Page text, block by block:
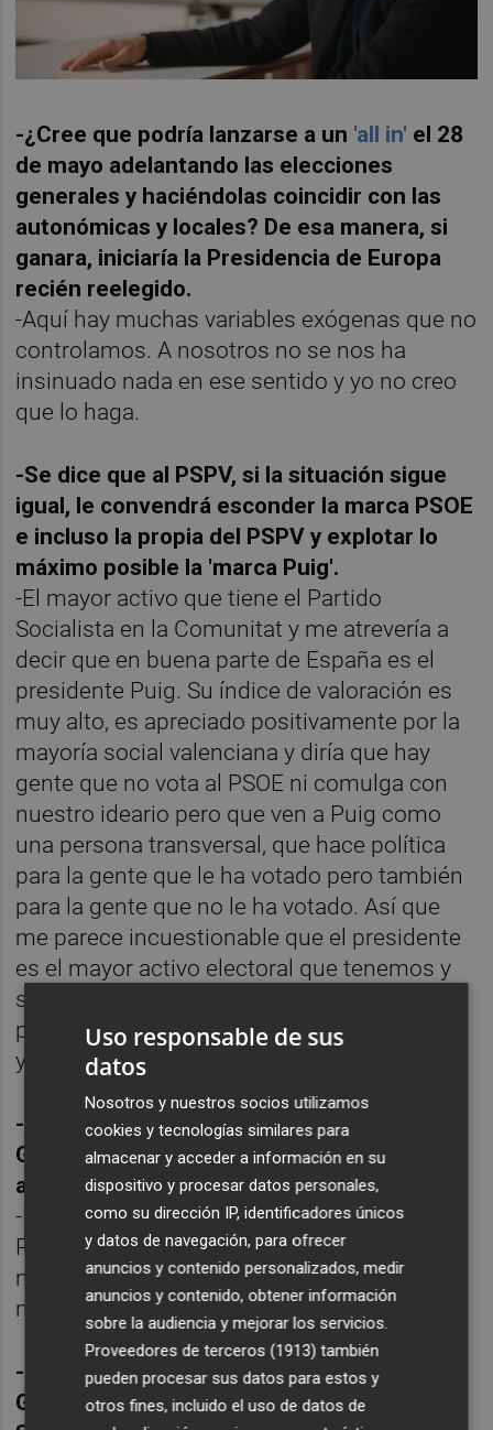
-¿Cree que podría lanzarse a un 'all in' el 28
de mayo adelantando las elecciones
generales y haciéndolas coincidir con las
autonómicas y locales? De esa manera, si
ganara, iniciaría la Presidencia de Europa
recién reelegido.
-Aquí hay muchas variables exógenas que no
controlamos. A nosotros no se nos ha
insinuado nada en ese sentido y yo no creo
que lo haga.
-Se dice que al PSPV, si la situación sigue
igual, le convendrá esconder la marca PSOE
e incluso la propia del PSPV y explotar lo
máximo posible la 'marca Puig'.
-El mayor activo que tiene el Partido
Socialista en la Comunitat y me atrevería a
decir que en buena parte de España es el
presidente Puig. Su índice de valoración es
muy alto, es apreciado positivamente por la
mayoría social valenciana y diría que hay
gente que no vota al PSOE ni comulga con
nuestro ideario pero que ven a Puig como
una persona transversal, que hace política
para la gente que le ha votado pero también
para la gente que no le ha votado. Así que
me parece incuestionable que el presidente
es el mayor activo electoral que tenemos y
sí, una de las líneas será aprovechar ese
potencial de grado de conocimiento público
y la valoración de su gestión.
-¿Les va bien que el presidente del
Gobierno venga cuando no está
atravesando un buen momento?
-Nosotros estamos encantados de que
Pedro Sánchez venga a Valencia y cuanto
más venga, creo que será más positivo para
nosotros.
-¿Y no le está faltando sensibilidad al
Gobierno de España con el trasvase Tajo-
Uso responsable de sus
datos
Nosotros y nuestros socios utilizamos
cookies y tecnologías similares para
almacenar y acceder a información en su
dispositivo y procesar datos personales,
como su dirección IP, identificadores únicos
y datos de navegación, para ofrecer
anuncios y contenido personalizados, medir
anuncios y contenido, obtener información
sobre la audiencia y mejorar los servicios.
Proveedores de terceros (1913) también
pueden procesar sus datos para estos y
otros fines, incluido el uso de datos de